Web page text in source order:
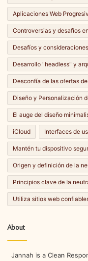
Aplicaciones Web
Controversias y desafíos
Desafíos y
Desarrollo "headless" y
Desconfía de las ofertas
Diseño y Personalización
El auge del diseño
iCloud Interfaces de
Mantén tu dispositivo
Origen y definición de la
Principios clave de la
Utiliza sitios web
About
Jannah is a Clean